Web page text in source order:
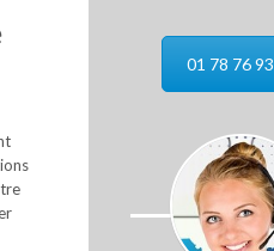
01 78 76